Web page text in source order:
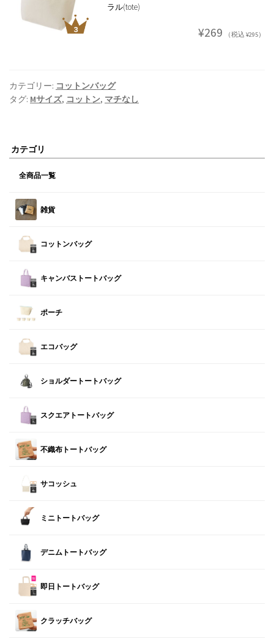
ラル(tote)
¥269 （税込 ¥295）
カテゴリー: コットンバッグ
タグ: Mサイズ, コットン, マチなし
カテゴリ
全商品一覧
雑貨
コットンバッグ
キャンバストートバッグ
ポーチ
エコバッグ
ショルダートートバッグ
スクエアトートバッグ
不織布トートバッグ
サコッシュ
ミニトートバッグ
デニムトートバッグ
即日トートバッグ
クラッチバッグ